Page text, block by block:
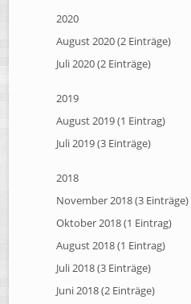
2020
August 2020 (2 Einträge)
Juli 2020 (2 Einträge)
2019
August 2019 (1 Eintrag)
Juli 2019 (3 Einträge)
2018
November 2018 (3 Einträge)
Oktober 2018 (1 Eintrag)
August 2018 (1 Eintrag)
Juli 2018 (3 Einträge)
Juni 2018 (2 Einträge)